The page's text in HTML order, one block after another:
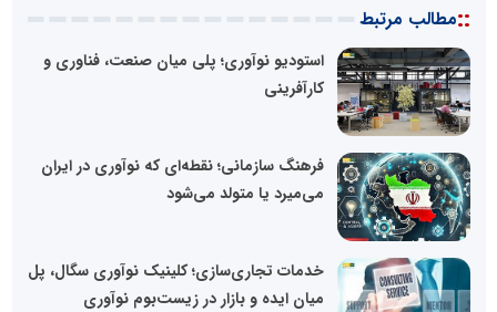
::مطالب مرتبط
استودیو نوآوری؛ پلی میان صنعت، فناوری و
کارآفرینی
فرهنگ سازمانی؛ نقطه‌ای که نوآوری در ایران
می‌میرد یا متولد می‌شود
خدمات تجاری‌سازی؛ کلینیک نوآوری سگال، پل
میان ایده و بازار در زیست‌بوم نوآوری